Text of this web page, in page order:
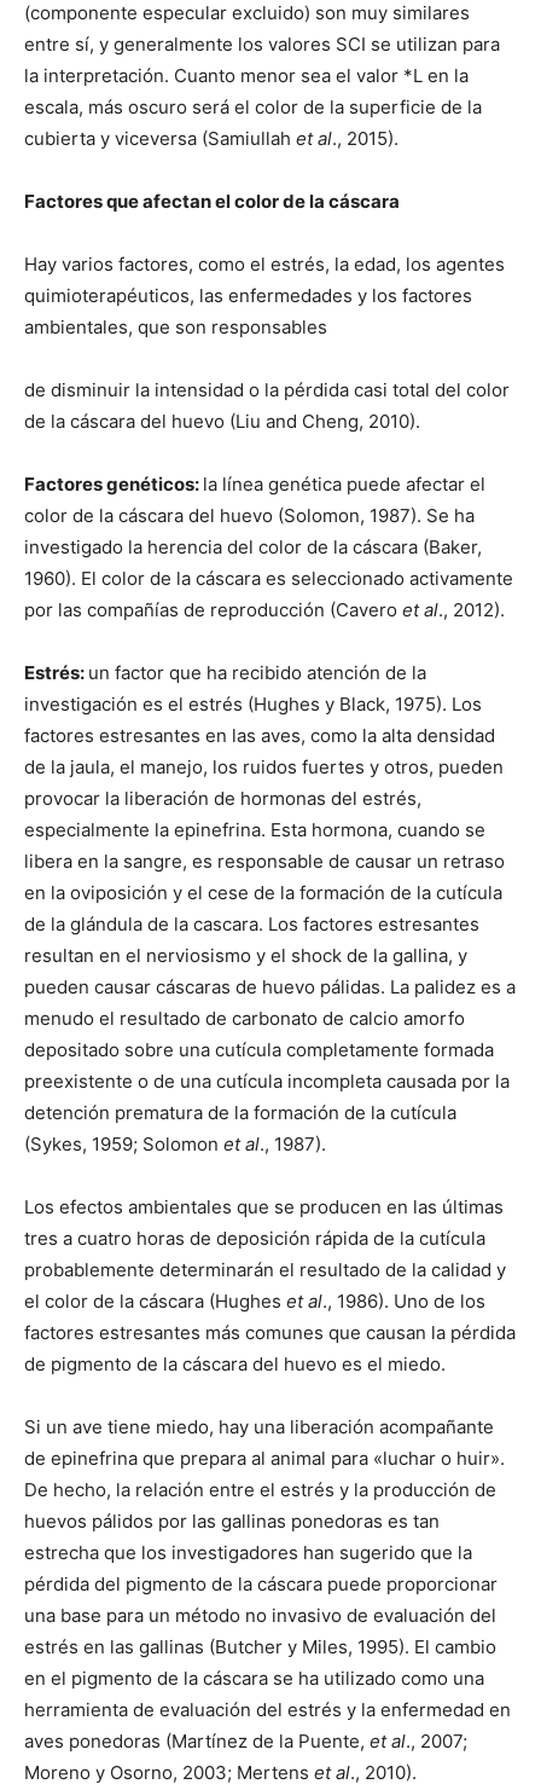
(componente especular excluido) son muy similares
entre sí, y generalmente los valores SCI se utilizan para
la interpretación. Cuanto menor sea el valor *L en la
escala, más oscuro será el color de la superficie de la
cubierta y viceversa (Samiullah et al., 2015).
Factores que afectan el color de la cáscara
Hay varios factores, como el estrés, la edad, los agentes
quimioterapéuticos, las enfermedades y los factores
ambientales, que son responsables
de disminuir la intensidad o la pérdida casi total del color
de la cáscara del huevo (Liu and Cheng, 2010).
Factores genéticos: la línea genética puede afectar el
color de la cáscara del huevo (Solomon, 1987). Se ha
investigado la herencia del color de la cáscara (Baker,
1960). El color de la cáscara es seleccionado activamente
por las compañías de reproducción (Cavero et al., 2012).
Estrés: un factor que ha recibido atención de la
investigación es el estrés (Hughes y Black, 1975). Los
factores estresantes en las aves, como la alta densidad
de la jaula, el manejo, los ruidos fuertes y otros, pueden
provocar la liberación de hormonas del estrés,
especialmente la epinefrina. Esta hormona, cuando se
libera en la sangre, es responsable de causar un retraso
en la oviposición y el cese de la formación de la cutícula
de la glándula de la cascara. Los factores estresantes
resultan en el nerviosismo y el shock de la gallina, y
pueden causar cáscaras de huevo pálidas. La palidez es a
menudo el resultado de carbonato de calcio amorfo
depositado sobre una cutícula completamente formada
preexistente o de una cutícula incompleta causada por la
detención prematura de la formación de la cutícula
(Sykes, 1959; Solomon et al., 1987).
Los efectos ambientales que se producen en las últimas
tres a cuatro horas de deposición rápida de la cutícula
probablemente determinarán el resultado de la calidad y
el color de la cáscara (Hughes et al., 1986). Uno de los
factores estresantes más comunes que causan la pérdida
de pigmento de la cáscara del huevo es el miedo.
Si un ave tiene miedo, hay una liberación acompañante
de epinefrina que prepara al animal para «luchar o huir».
De hecho, la relación entre el estrés y la producción de
huevos pálidos por las gallinas ponedoras es tan
estrecha que los investigadores han sugerido que la
pérdida del pigmento de la cáscara puede proporcionar
una base para un método no invasivo de evaluación del
estrés en las gallinas (Butcher y Miles, 1995). El cambio
en el pigmento de la cáscara se ha utilizado como una
herramienta de evaluación del estrés y la enfermedad en
aves ponedoras (Martínez de la Puente, et al., 2007;
Moreno y Osorno, 2003; Mertens et al., 2010).